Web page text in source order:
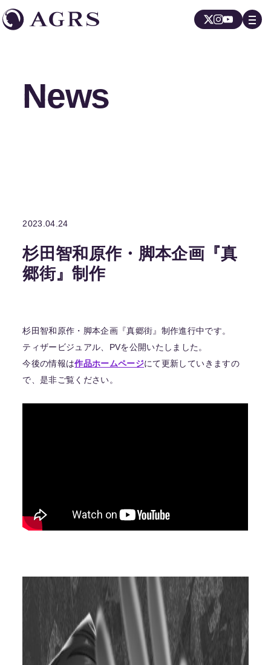
News
News
2023.04.24
杉田智和原作・脚本企画『真
郷街』制作
杉田智和原作・脚本企画『真郷街』制作進行中です。
ティザービジュアル、PVを公開いたしました。
今後の情報は作品ホームページにて更新していきますの
で、是非ご覧ください。